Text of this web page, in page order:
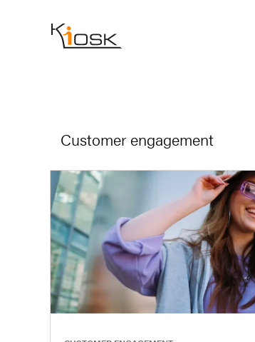
Customer engagement